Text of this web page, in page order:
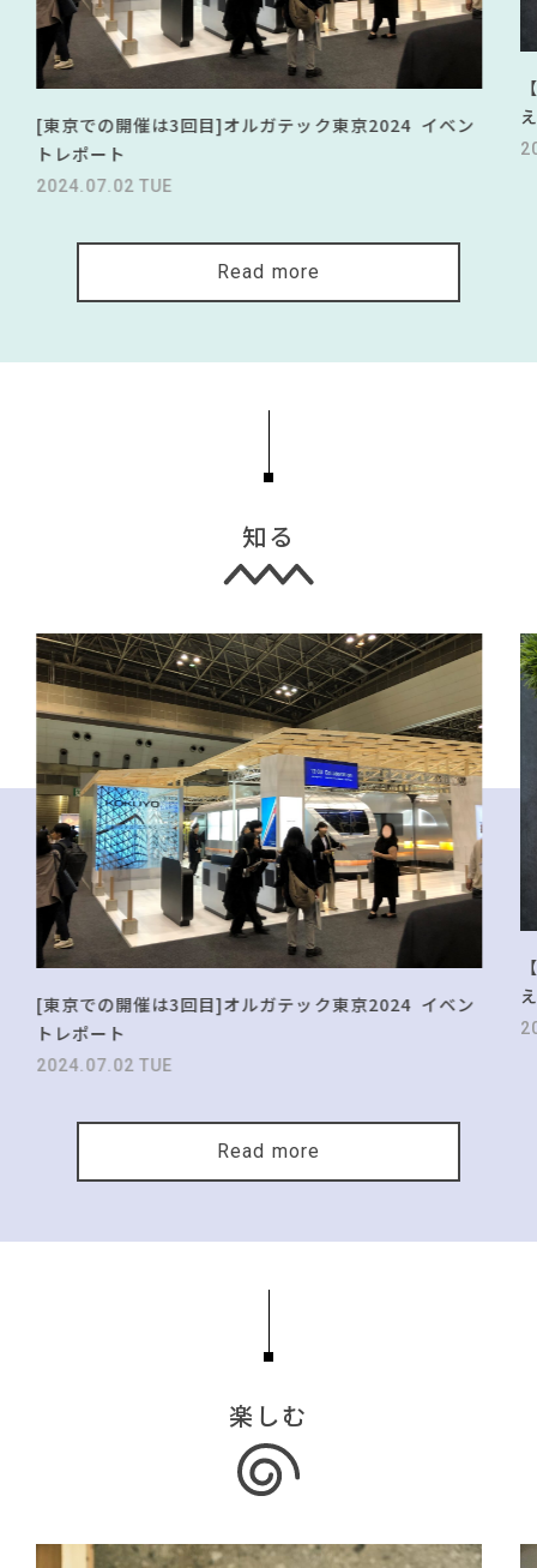
[東京での開催は3回目]オルガテック東京2024 イベン
トレポート
2024.07.02 TUE
Read more
知る
[東京での開催は3回目]オルガテック東京2024 イベン
トレポート
2024.07.02 TUE
Read more
楽しむ